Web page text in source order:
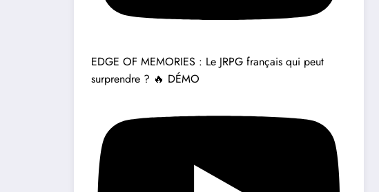
EDGE OF MEMORIES : Le JRPG français qui peut
surprendre ? 🔥 DÉMO